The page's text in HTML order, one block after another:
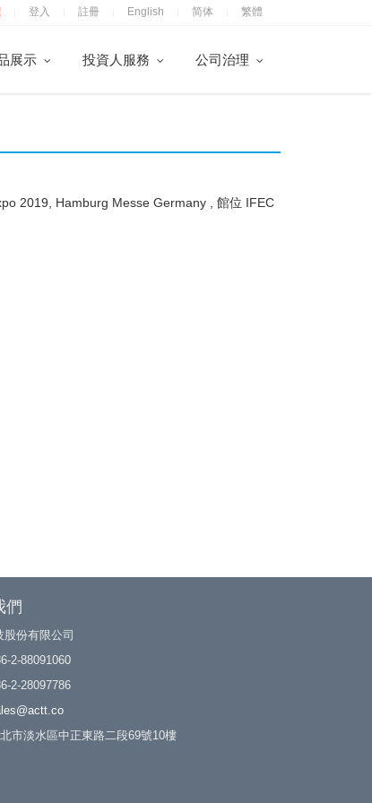
登入 註冊 English 简体 繁體
展示 投資人服務 公司治理
2019, Hamburg Messe Germany , 館位 IFEC
們
股份有限公司
2-88091060
2-28097786
市淡水區中正東路二段69號10樓